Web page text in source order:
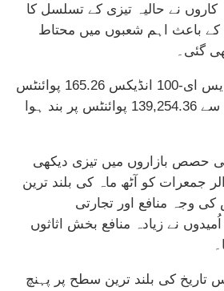
نے حالیہ تیزی کے تسلسل کا
کے باعث اہم شعبوں میں محتاط
گئی۔
بدھ کو بینچ مارک کے ایس ای-100 انڈیکس 165.26 پوائنٹس
یا 0.12 فیصد کی کمی سے 139,254.36 پوائنٹس پر بند ہوا
حصص بازاروں میں تیزی دیکھی
جمعرات کو آٹھ ماہ کی بلند ترین
وجہ منافع اور تجارتی
نے زیادہ منافع بخش اثاثوں
تاریخ کی بلند ترین سطح پر پہنچ